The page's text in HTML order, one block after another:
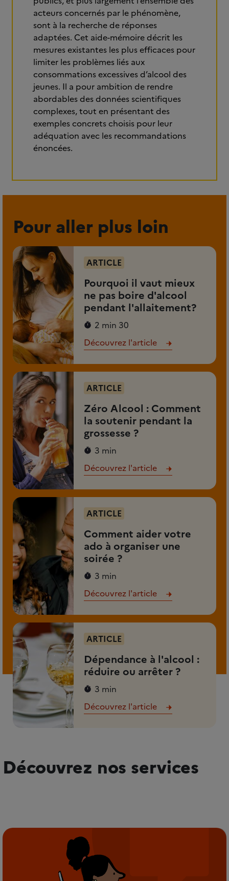
acteurs concernés par le phénomène,
sont à la recherche de réponses
adaptées. Cet aide-mémoire décrit les
mesures existantes les plus efficaces pour
limiter les problèmes liés aux
consommations excessives d’alcool des
jeunes. Il a pour ambition de rendre
abordables des données scientifiques
complexes, tout en présentant des
exemples concrets choisis pour leur
adéquation avec les recommandations
énoncées.
Pour aller plus loin
ARTICLE
Pourquoi il vaut mieux
ne pas boire d'alcool
pendant l'allaitement?
2 min 30
Découvrez l'article
ARTICLE
Zéro Alcool : Comment
la soutenir pendant la
grossesse ?
3 min
Découvrez l'article
ARTICLE
Comment aider votre
ado à organiser une
soirée ?
3 min
Découvrez l'article
ARTICLE
Dépendance à l'alcool :
réduire ou arrêter ?
3 min
Découvrez l'article
Découvrez nos services